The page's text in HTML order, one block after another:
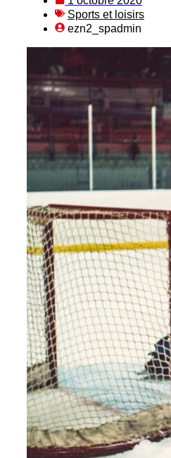
Sports et loisirs
ezn2_spadmin